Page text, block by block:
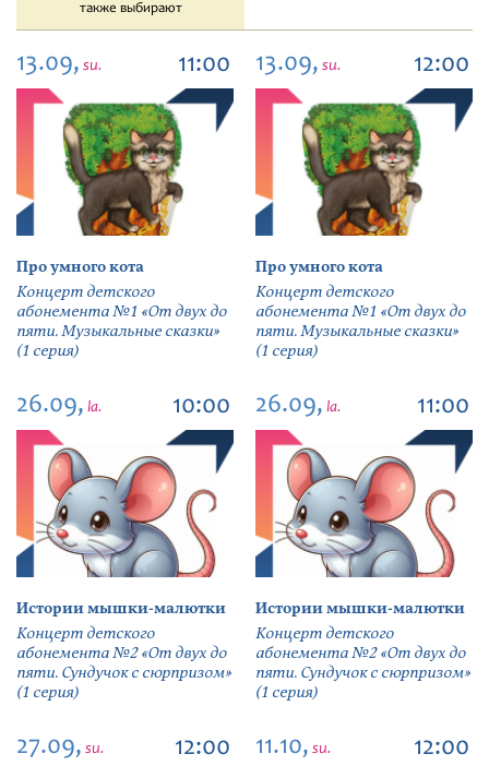
также выбирают
13.09, su. 11:00
Про умного кота
Концерт детского
абонемента №1 «От двух до
пяти. Музыкальные сказки»
(1 серия)
13.09, su. 12:00
Про умного кота
Концерт детского
абонемента №1 «От двух до
пяти. Музыкальные сказки»
(1 серия)
26.09, la. 10:00
Истории мышки-малютки
Концерт детского
абонемента №2 «От двух до
пяти. Сундучок с сюрпризом»
(1 серия)
26.09, la. 11:00
Истории мышки-малютки
Концерт детского
абонемента №2 «От двух до
пяти. Сундучок с сюрпризом»
(1 серия)
27.09, su. 12:00 11.10, su. 12:00